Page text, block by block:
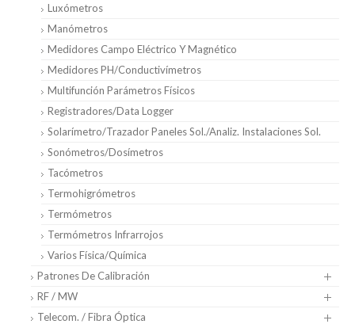
Luxómetros
Manómetros
Medidores Campo Eléctrico Y Magnético
Medidores PH/Conductivímetros
Multifunción Parámetros Físicos
Registradores/Data Logger
Solarímetro/Trazador Paneles Sol./Analiz. Instalaciones Sol.
Sonómetros/Dosímetros
Tacómetros
Termohigrómetros
Termómetros
Termómetros Infrarrojos
Varios Física/Química
Patrones De Calibración
RF / MW
Telecom. / Fibra Óptica